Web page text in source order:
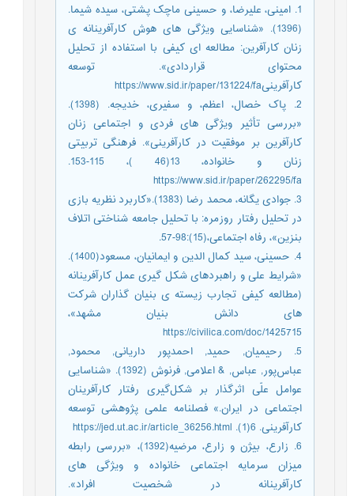
1. امینی، علیرضا، و حسینی ماچک پشتی، سیده شیما.
(1396). «شناسایی ویژگی های هوش کارآفرینانه ی
زنان کارآفرین: مطالعه ای کیفی با استفاده از تحلیل
محتوای قراردادی». توسعه
کارآفرینیhttps://www.sid.ir/paper/131224/fa
2. پاک خصال، اعظم، و سفیری، خدیجه. (1398).
«بررسی تأثیر ویژگی های فردی و اجتماعی زنان
کارآفرین بر موفقیت در کارآفرینی». فرهنگی تربیتی
زنان و خانواده، 13(46 )، 115-153.
https://www.sid.ir/paper/262295/fa
3. جوادی یگانه، محمد رضا (1383).«کاربرد نظریه بازی
در تحلیل رفتار روزمره: با تحلیل جامعه شناختی اتلاف
بنزین»، رفاه اجتماعی،(15):98-57.
4. حسینی، سید کمال الدین و ایمانیان، مسعود(1400).
«شرایط علی و راهبردهای شکل گیری عمل کارآفرینانه
(مطالعه کیفی تجارب زیسته ی بنیان گذاران شرکت
های دانش بنیان مشهد»،
https://civilica.com/doc/1425715
5. رحیمیان, حمید, احمدپور داریانی, محمود,
عباس‌پور, عباس, & اعلامی, فرنوش (1392). «شناسایی
عوامل علّی اثرگذار بر شکل‌گیری رفتار کارآفرینان
اجتماعی در ایران.» فصلنامه علمی پژوهشی توسعه
کارآفرینی. 6(1). https://jed.ut.ac.ir/article_36256.html
6. زارع، بیژن و زارع، مرضیه(1392)، «بررسی رابطه
میزان سرمایه اجتماعی خانواده و ویژگی های
کارآفرینانه در شخصیت افراد».